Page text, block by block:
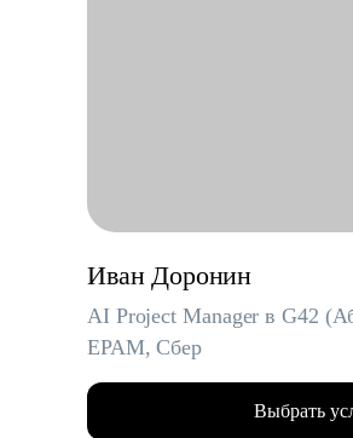
Иван Доронин
AI Project Manager в G42
EPAM, Сбер
Выбрать